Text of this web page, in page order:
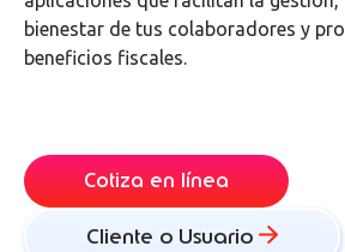
bienestar de tus colaboradores y
beneficios fiscales.
Cotiza en línea
Cliente o Usuario